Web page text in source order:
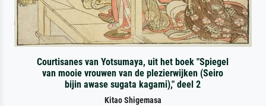
Courtisanes van Yotsumaya, uit het boek "Spiegel
van mooie vrouwen van de plezierwijken (Seiro
bijin awase sugata kagami)," deel 2
Kitao Shigemasa